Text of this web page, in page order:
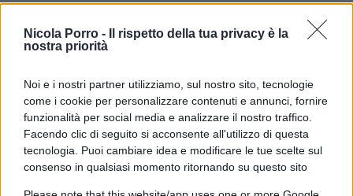
Nicola Porro -
Il rispetto della tua privacy è la
nostra priorità
Noi e i nostri partner utilizziamo, sul nostro sito, tecnologie
come i cookie per personalizzare contenuti e annunci, fornire
funzionalità per social media e analizzare il nostro traffico.
Facendo clic di seguito si acconsente all'utilizzo di questa
tecnologia. Puoi cambiare idea e modificare le tue scelte sul
consenso in qualsiasi momento ritornando su questo sito
Polemica durante una visita scolastica al
memoriale diMauthausen, l’ex campo di
concentramento nazista in Austria. Secondo